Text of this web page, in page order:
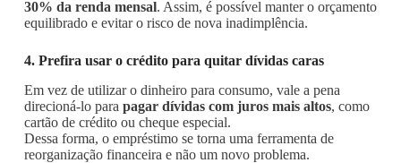
30% da renda mensal. Assim, é possível manter o orçamento
equilibrado e evitar o risco de nova inadimplência.
4. Prefira usar o crédito para quitar dívidas caras
Em vez de utilizar o dinheiro para consumo, vale a pena
direcioná-lo para pagar dívidas com juros mais altos, como
cartão de crédito ou cheque especial.
Dessa forma, o empréstimo se torna uma ferramenta de
reorganização financeira e não um novo problema.